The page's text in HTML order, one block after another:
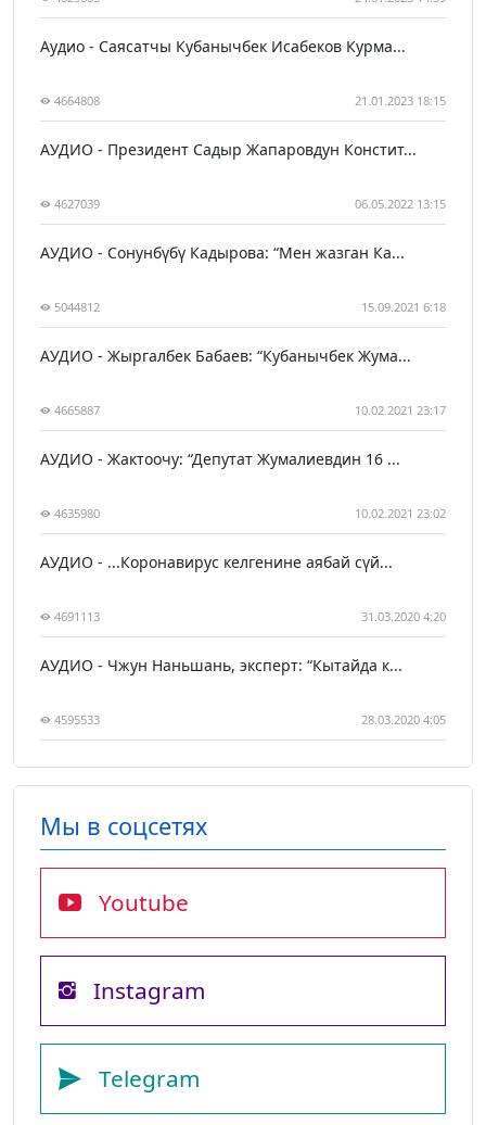
Аудио - Саясатчы Кубанычбек Исабеков Курма...
4664808 21.01.2023 18:15
АУДИО - Президент Садыр Жапаровдун Констит...
4627039 06.05.2022 13:15
АУДИО - Сонунбүбү Кадырова: “Мен жазган Ка...
5044812 15.09.2021 6:18
АУДИО - Жыргалбек Бабаев: “Кубанычбек Жума...
4665887 10.02.2021 23:17
АУДИО - Жактоочу: “Депутат Жумалиевдин 16 ...
4635980 10.02.2021 23:02
АУДИО - ...Коронавирус келгенине аябай сүй...
4691113 31.03.2020 4:20
АУДИО - Чжун Наньшань, эксперт: “Кытайда к...
4595533 28.03.2020 4:05
Мы в соцсетях
Youtube
Instagram
Telegram